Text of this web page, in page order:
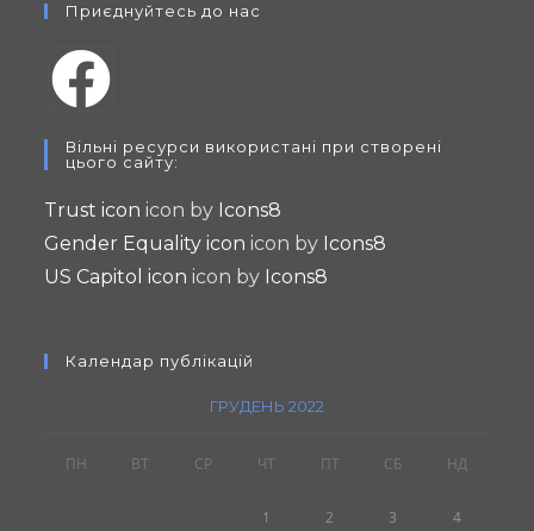
Приєднуйтесь до нас
new
tab
Вільні ресурси використані при створені
цього сайту:
Trust icon icon by Icons8
Gender Equality icon icon by Icons8
US Capitol icon icon by Icons8
Календар публікацій
ГРУДЕНЬ 2022
ПН ВТ СР ЧТ ПТ СБ НД
1 2 3 4